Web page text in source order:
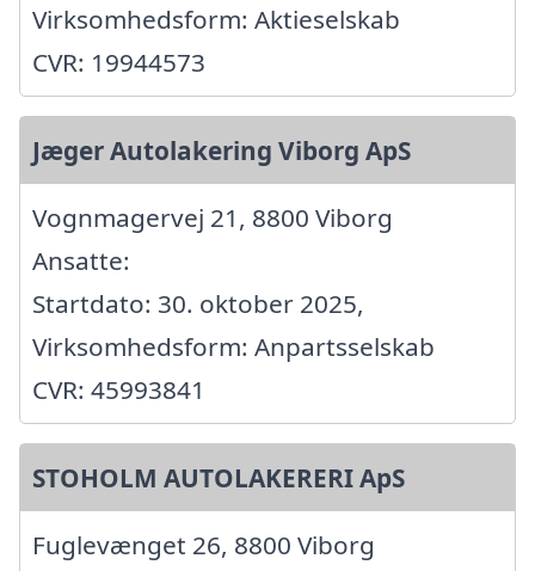
Virksomhedsform: Aktieselskab
CVR: 19944573
Jæger Autolakering Viborg ApS
Vognmagervej 21, 8800 Viborg
Ansatte:
Startdato: 30. oktober 2025,
Virksomhedsform: Anpartsselskab
CVR: 45993841
STOHOLM AUTOLAKERERI ApS
Fuglevænget 26, 8800 Viborg